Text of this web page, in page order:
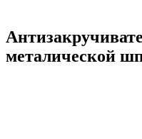
металической